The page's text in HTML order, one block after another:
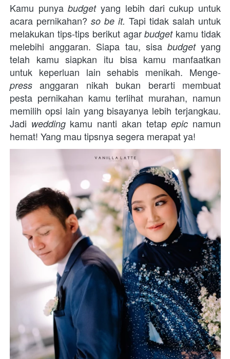
Kamu punya budget yang lebih dari cukup untuk
acara pernikahan? so be it. Tapi tidak salah untuk
melakukan tips-tips berikut agar budget kamu tidak
melebihi anggaran. Siapa tau, sisa budget yang
telah kamu siapkan itu bisa kamu manfaatkan
untuk keperluan lain sehabis menikah. Menge-
press anggaran nikah bukan berarti membuat
pesta pernikahan kamu terlihat murahan, namun
memilih opsi lain yang bisayanya lebih terjangkau.
Jadi wedding kamu nanti akan tetap epic namun
hemat! Yang mau tipsnya segera merapat ya!